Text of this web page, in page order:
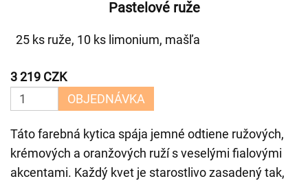
Pastelové ruže
25 ks ruže, 10 ks limonium, mašľa
3 219 CZK
OBJEDNÁVKA
Táto farebná kytica spája jemné odtiene ružových,
krémových a oranžových ruží s veselými fialovými
akcentami. Každý kvet je starostlivo zasadený tak,